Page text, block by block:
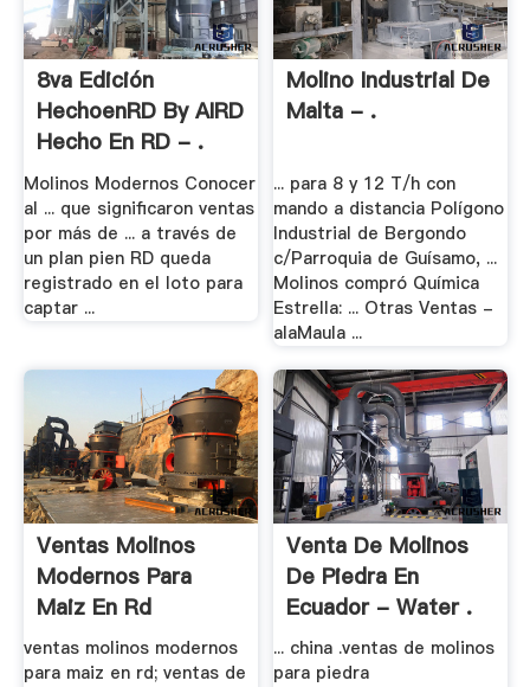
8va Edición
HechoenRD By AIRD
Hecho En RD - .
Molinos Modernos Conocer
al ... que significaron ventas
por más de ... a través de
un plan pien RD queda
registrado en el loto para
captar ...
Molino Industrial De
Malta - .
... para 8 y 12 T/h con
mando a distancia Polígono
Industrial de Bergondo
c/Parroquia de Guísamo, ...
Molinos compró Química
Estrella: ... Otras Ventas -
alaMaula ...
Ventas Molinos
Modernos Para
Maiz En Rd
ventas molinos modernos
para maiz en rd; ventas de
Venta De Molinos
De Piedra En
Ecuador - Water .
... china .ventas de molinos
para piedra